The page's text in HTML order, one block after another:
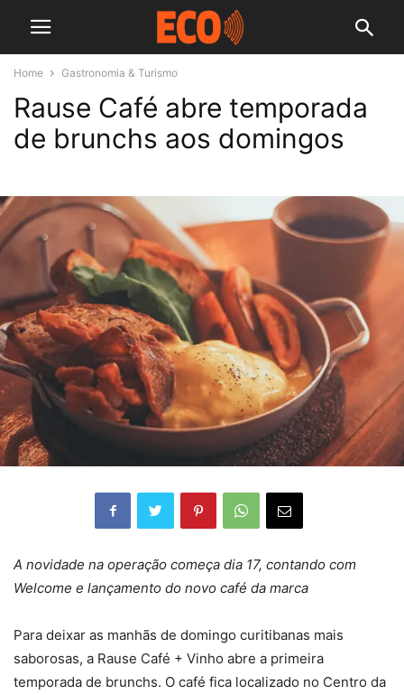
Home Gastronomia & Turismo
Rause Café abre temporada
de brunchs aos domingos
A novidade na operação começa dia 17, contando com
Welcome e lançamento do novo café da marca
Para deixar as manhãs de domingo curitibanas mais
saborosas, a Rause Café + Vinho abre a primeira
temporada de brunchs. O café fica localizado no Centro da